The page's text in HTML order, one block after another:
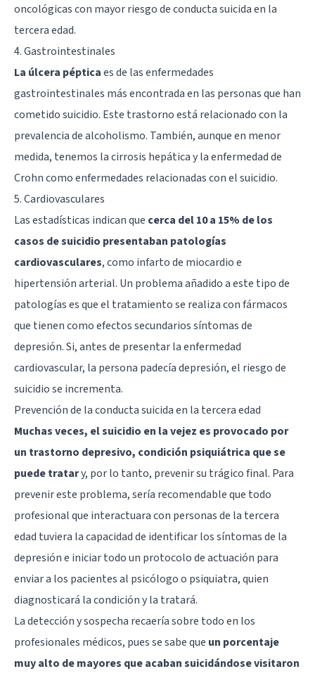
oncológicas con mayor riesgo de conducta suicida en la
tercera edad.
4. Gastrointestinales
La úlcera pépticaes de las enfermedades
gastrointestinales más encontrada en las personas que han
cometido suicidio. Este trastorno está relacionado con la
prevalencia de alcoholismo. También, aunque en menor
medida, tenemos la cirrosis hepática y la enfermedad de
Crohn como enfermedades relacionadas con el suicidio.
5. Cardiovasculares
Las estadísticas indican que cerca del 10 a 15% de los
casos de suicidio presentaban patologías
cardiovasculares, como infarto de miocardio e
hipertensión arterial. Un problema añadido a este tipo de
patologías es que el tratamiento se realiza con fármacos
que tienen como efectos secundarios síntomas de
depresión. Si, antes de presentar la enfermedad
cardiovascular, la persona padecía depresión, el riesgo de
suicidio se incrementa.
Prevención de la conducta suicida en la tercera edad
Muchas veces, el suicidio en la vejez es provocado por
un trastorno depresivo, condición psiquiátrica que se
puede tratary, por lo tanto, prevenir su trágico final. Para
prevenir este problema, sería recomendable que todo
profesional que interactuara con personas de la tercera
edad tuviera la capacidad de identificar los síntomas de la
depresión e iniciar todo un protocolo de actuación para
enviar a los pacientes al psicólogo o psiquiatra, quien
diagnosticará la condición y la tratará.
La detección y sospecha recaería sobre todo en los
profesionales médicos, pues se sabe que un porcentaje
muy alto de mayores que acaban suicidándose visitaron